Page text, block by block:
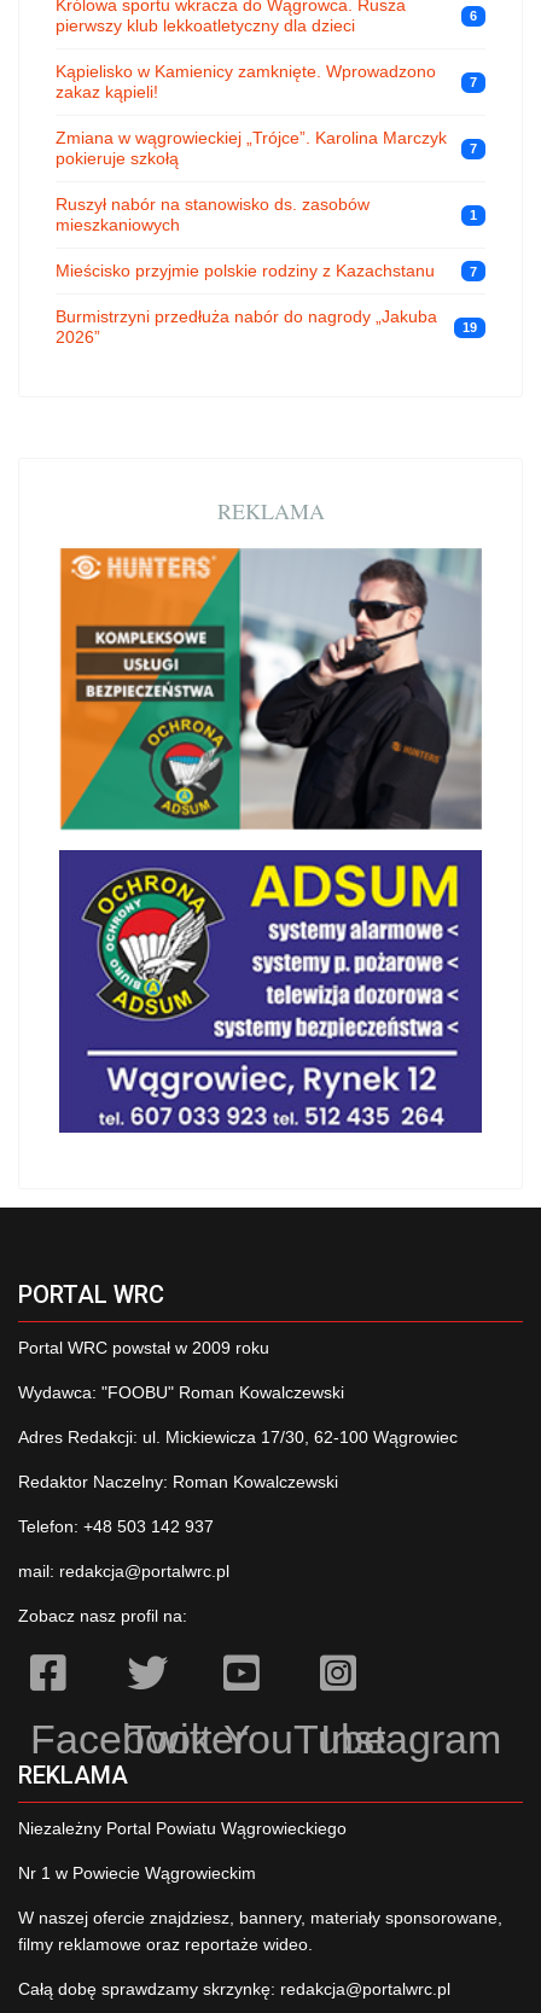
Królowa sportu wkracza do Wągrowca. Rusza
pierwszy klub lekkoatletyczny dla dzieci
6
Kąpielisko w Kamienicy zamknięte. Wprowadzono
zakaz kąpieli!
7
Zmiana w wągrowieckiej „Trójce”. Karolina Marczyk
pokieruje szkołą
7
Ruszył nabór na stanowisko ds. zasobów
mieszkaniowych
1
Mieścisko przyjmie polskie rodziny z Kazachstanu 7
Burmistrzyni przedłuża nabór do nagrody „Jakuba
2026”
19
REKLAMA
PORTAL WRC
Portal WRC powstał w 2009 roku
Wydawca: "FOOBU" Roman Kowalczewski
Adres Redakcji: ul. Mickiewicza 17/30, 62-100 Wągrowiec
Redaktor Naczelny: Roman Kowalczewski
Telefon: +48 503 142 937
mail: redakcja@portalwrc.pl
Zobacz nasz profil na:
Facebook
TwitterYouTubeInstagram
REKLAMA
Niezależny Portal Powiatu Wągrowieckiego
Nr 1 w Powiecie Wągrowieckim
W naszej ofercie znajdziesz, bannery, materiały sponsorowane,
filmy reklamowe oraz reportaże wideo.
Całą dobę sprawdzamy skrzynkę: redakcja@portalwrc.pl